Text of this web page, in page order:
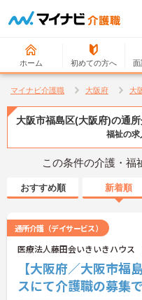
ホーム 初めての方へ
マイナビ介護職 大阪府 大
大阪市福島区(大阪府)の通所
福祉の求
この条件の介護・福
おすすめ順 新着順
通所介護（デイサービス）
医療法人藤田会いきいきハウス
【大阪府／大阪市
スにて介護職の募集